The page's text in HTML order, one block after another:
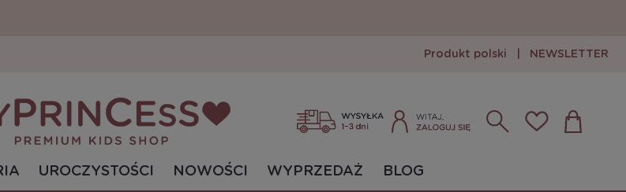
Produkt polski NEWSLETTER
UROCZYSTOŚCI NOWOŚCI WYPRZEDAŻ BLOG